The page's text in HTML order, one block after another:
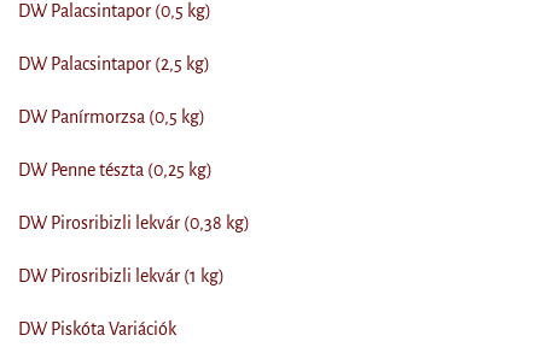
DW Palacsintapor (0,5 kg)
DW Palacsintapor (2,5 kg)
DW Panírmorzsa (0,5 kg)
DW Penne tészta (0,25 kg)
DW Pirosribizli lekvár (0,38 kg)
DW Pirosribizli lekvár (1 kg)
DW Piskóta Variációk